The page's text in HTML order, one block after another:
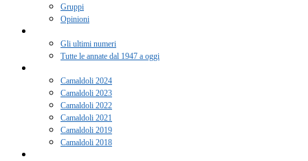
Gruppi
Opinioni
Gli ultimi numeri
Tutte le annate dal 1947 a oggi
Camaldoli 2024
Camaldoli 2023
Camaldoli 2022
Camaldoli 2021
Camaldoli 2019
Camaldoli 2018